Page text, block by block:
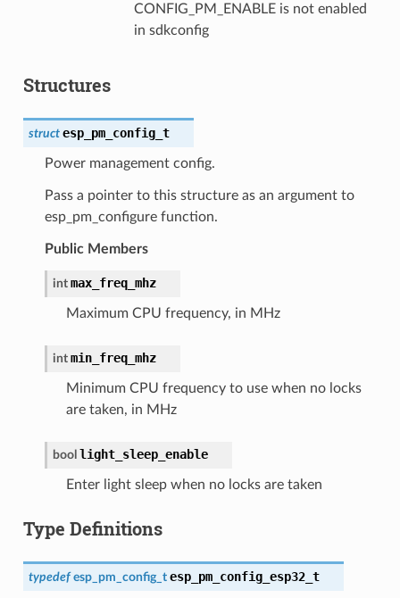
CONFIG_PM_ENABLE is not enabled
in sdkconfig
Structures
struct esp_pm_config_t
Power management config.
Pass a pointer to this structure as an argument to
esp_pm_configure function.
Public Members
int max_freq_mhz
Maximum CPU frequency, in MHz
int min_freq_mhz
Minimum CPU frequency to use when no locks
are taken, in MHz
bool light_sleep_enable
Enter light sleep when no locks are taken
Type Definitions
typedef esp_pm_config_t esp_pm_config_esp32_t